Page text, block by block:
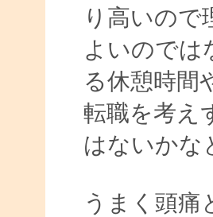
り高いので
よいのでは
る休憩時間
転職を考え
はないかな
うまく頭痛